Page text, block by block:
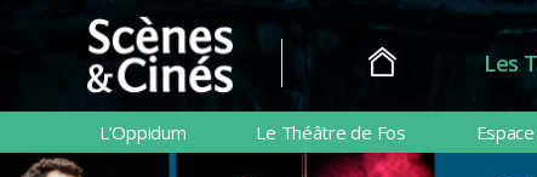
Scènes
&
Cinés
Les
L’Oppidum Le Théâtre de Fos